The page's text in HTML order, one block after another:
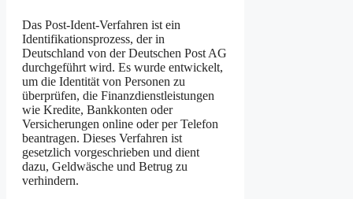
Das Post-Ident-Verfahren ist ein
Identifikationsprozess, der in
Deutschland von der Deutschen Post AG
durchgeführt wird. Es wurde entwickelt,
um die Identität von Personen zu
überprüfen, die Finanzdienstleistungen
wie Kredite, Bankkonten oder
Versicherungen online oder per Telefon
beantragen. Dieses Verfahren ist
gesetzlich vorgeschrieben und dient
dazu, Geldwäsche und Betrug zu
verhindern.